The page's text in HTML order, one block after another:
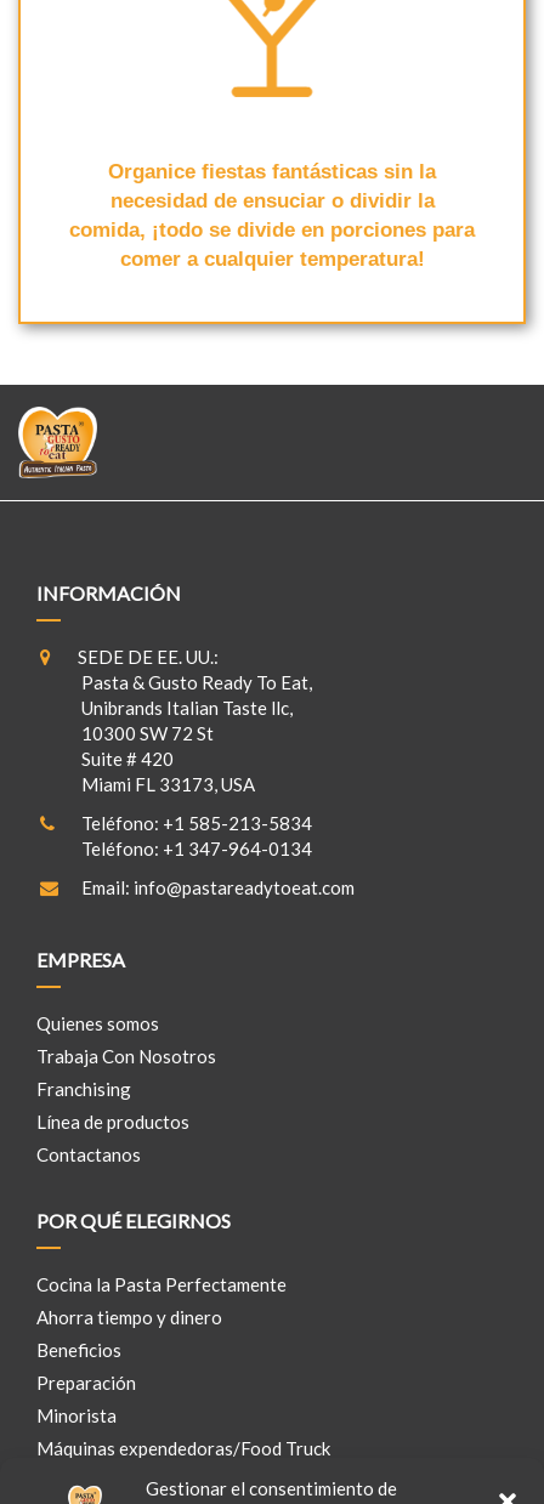
Gestionar el consentimiento de
Organice fiestas fantásticas sin la
necesidad de ensuciar o dividir la
comida, ¡todo se divide en porciones para
comer a cualquier temperatura!
INFORMACIÓN
SEDE DE EE. UU.:
Pasta & Gusto Ready To Eat,
Unibrands Italian Taste llc,
10300 SW 72 St
Suite # 420
Miami FL 33173, USA
Teléfono: +1 585-213-5834
Teléfono: +1 347-964-0134
Email: info@pastareadytoeat.com
EMPRESA
Quienes somos
Trabaja Con Nosotros
Franchising
Línea de productos
Contactanos
POR QUÉ ELEGIRNOS
Cocina la Pasta Perfectamente
Ahorra tiempo y dinero
Beneficios
Preparación
Minorista
Máquinas expendedoras/Food Truck